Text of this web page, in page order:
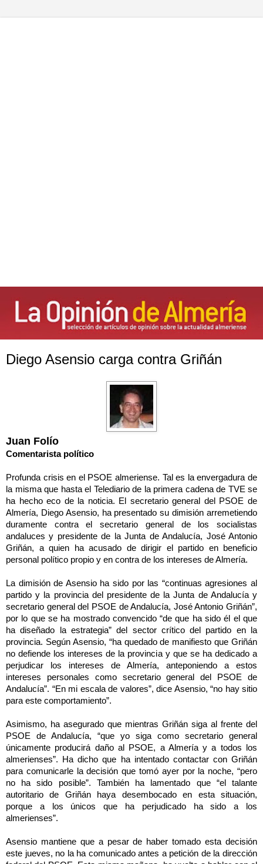
Diego Asensio carga contra Griñán
Juan Folío
Comentarista político
Profunda crisis en el PSOE almeriense. Tal es la envergadura de
la misma que hasta el Telediario de la primera cadena de TVE se
ha hecho eco de la noticia. El secretario general del PSOE de
Almería, Diego Asensio, ha presentado su dimisión arremetiendo
duramente contra el secretario general de los socialistas
andaluces y presidente de
la Juntade Andalucía, José Antonio
Griñán, a quien ha acusado de dirigir el partido en beneficio
personal político propio y en contra de los intereses de Almería.
La dimisión de Asensio ha sido por las “continuas agresiones al
partido y la provincia del presidente de la Juntade Andalucía y
secretario general del PSOE de Andalucía, José Antonio Griñán”,
por lo que se ha mostrado convencido “de que ha sido él el que
ha diseñado la estrategia” del sector crítico del partido en la
provincia. Según Asensio, “ha quedado de manifiesto que Griñán
no defiende los intereses de la provincia y que se ha dedicado a
perjudicar los intereses de Almería, anteponiendo a estos
intereses personales como secretario general del PSOE de
Andalucía”. “En mi escala de valores”, dice Asensio, “no hay sitio
para este comportamiento”.
Asimismo, ha asegurado que mientras Griñán siga al frente del
PSOE de Andalucía, “que yo siga como secretario general
únicamente producirá daño al PSOE, a Almería y a todos los
almerienses”. Ha dicho que ha intentado contactar con Griñán
para comunicarle la decisión que tomó ayer por la noche, “pero
no ha sido posible”. También ha lamentado que “el talante
autoritario de Griñán haya desembocado en esta situación,
porque a los únicos que ha perjudicado ha sido a los
almerienses”.
Asensio mantiene que a pesar de haber tomado esta decisión
este jueves, no la ha comunicado antes a petición de la dirección